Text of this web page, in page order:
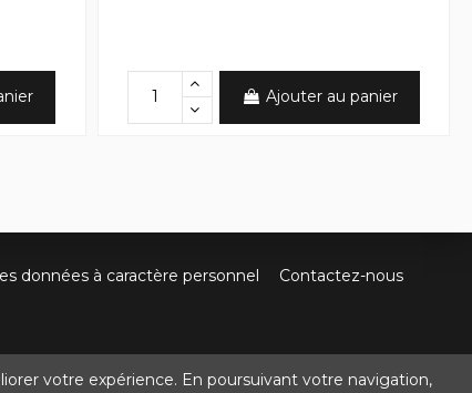
Ajouter au panier
données à caractère personnel
Contactez-nous
votre expérience. En poursuivant votre navigation,